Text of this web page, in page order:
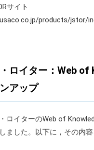
サイト
products/jstor/
ロイター：Web of
アップ
ロイターのWeb of
ました。以下に，その内